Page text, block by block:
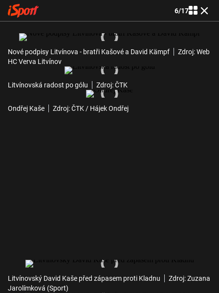
6/17
Nové podpisy Litvínova - bratři Kašové a David Kämpf
Zdroj: Web
HC Verva Litvínov
Litvínovská radost po gólu Zdroj: ČTK
Ondřej Kaše Zdroj: ČTK / Hájek Ondřej
Litvínovský David Kaše před zápasem proti Kladnu
Zdroj: Zuzana
Jarolímková (Sport)